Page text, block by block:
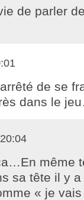
de parler
de se
dans le
même
sa tête il y a
« je